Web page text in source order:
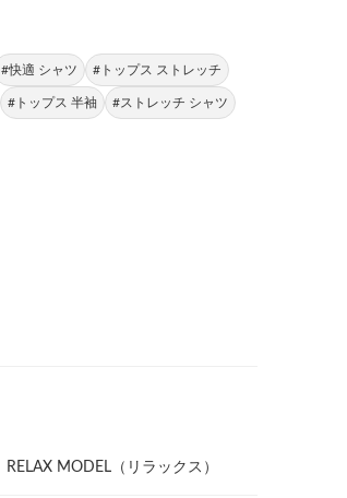
#快適 シャツ #トップス ストレッチ
#トップス 半袖 #ストレッチ シャツ
RELAX MODEL（リラックス）